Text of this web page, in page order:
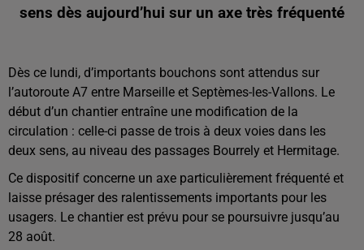
sens dès aujourd’hui sur un axe très fréquenté
Dès ce lundi, d’importants bouchons sont attendus sur
l’autoroute A7 entre Marseille et Septèmes-les-Vallons. Le
début d’un chantier entraîne une modification de la
circulation : celle-ci passe de trois à deux voies dans les
deux sens, au niveau des passages Bourrely et Hermitage.
Ce dispositif concerne un axe particulièrement fréquenté et
laisse présager des ralentissements importants pour les
usagers. Le chantier est prévu pour se poursuivre jusqu’au
28 août.